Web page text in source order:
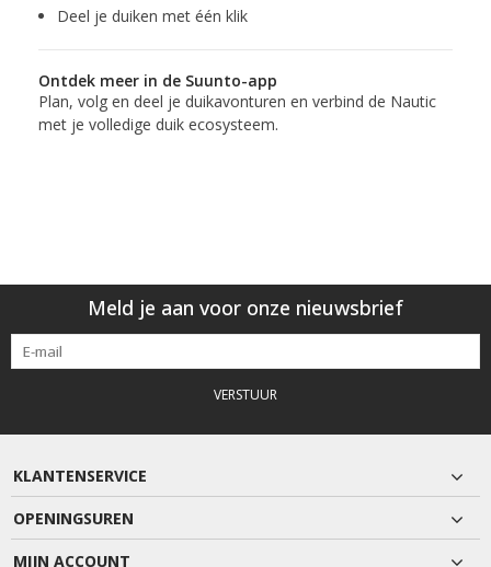
Deel je duiken met één klik
Ontdek meer in de Suunto-app
Plan, volg en deel je duikavonturen en verbind de Nautic
met je volledige duik ecosysteem.
Meld je aan voor onze nieuwsbrief
VERSTUUR
KLANTENSERVICE
OPENINGSUREN
MIJN ACCOUNT